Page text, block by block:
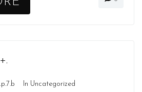
In Uncategorized